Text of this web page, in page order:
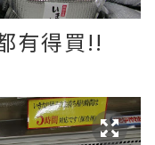
有得買!!